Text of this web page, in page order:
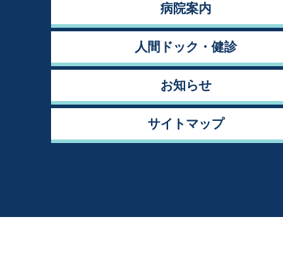
病院案内
人間ドック・健診
お知らせ
サイトマップ